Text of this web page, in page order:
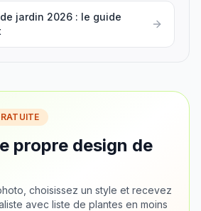
jardin 2026 : le guide
propre design de
choisissez un style et recevez
avec liste de plantes en moins